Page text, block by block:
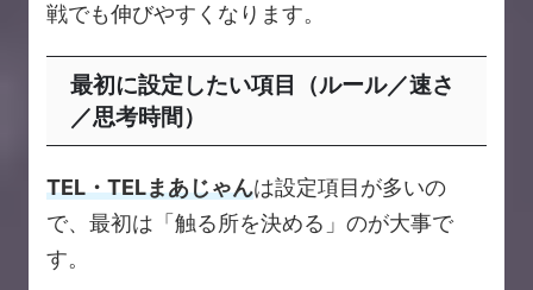
戦でも伸びやすくなります。
最初に設定したい項目（ルール／速さ
／思考時間）
TEL・TELまあじゃんは設定項目が多いの
で、最初は「触る所を決める」のが大事で
す。